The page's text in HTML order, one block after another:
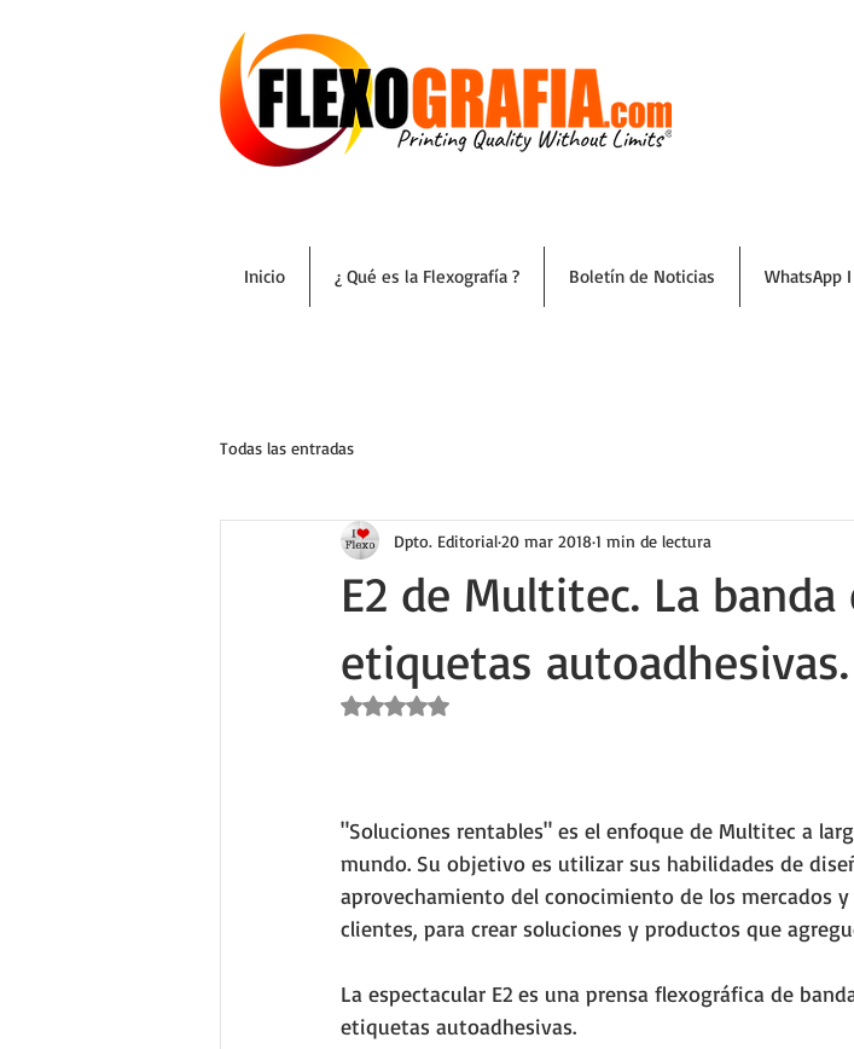
Todas las entradas
E2 de Multitec. La
etiquetas autoadhesivas.
Dpto. Editorial20 mar 20181 min de lectura
Obtuvo NaN de 5 estrellas.
"Soluciones rentables" es el enfoque de Multitec a
mundo. Su objetivo es utilizar sus habilidades de
aprovechamiento del conocimiento de los mercados y
clientes, para crear soluciones y productos que
La espectacular E2 es una prensa flexográfica de
etiquetas autoadhesivas.
Inicio ¿ Qué es la Flexografía ? Boletín de Noticias WhatsApp